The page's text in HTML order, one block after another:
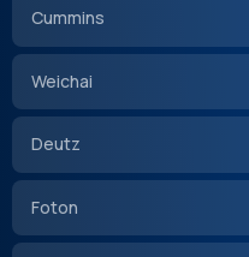
Cummins
Weichai
Deutz
Foton